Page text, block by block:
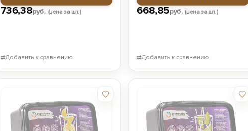
736,38руб. (цена за шт.)
⇄Добавить к сравнению
668,85руб. (цена за шт.)
⇄Добавить к сравнению